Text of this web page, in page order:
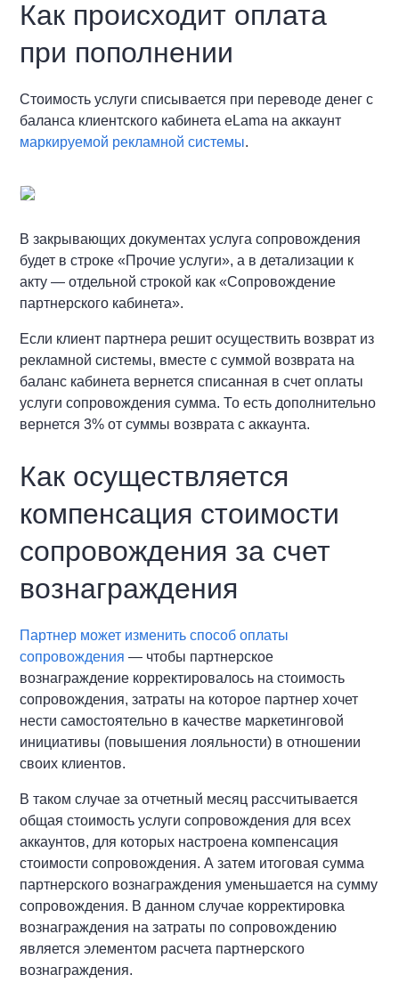
Как происходит оплата
при пополнении
Стоимость услуги списывается при переводе денег с
баланса клиентского кабинета eLama на аккаунт
маркируемой рекламной системы.
В закрывающих документах услуга сопровождения
будет в строке «Прочие услуги», а в детализации к
акту — отдельной строкой как «Сопровождение
партнерского кабинета».
Если клиент партнера решит осуществить возврат из
рекламной системы, вместе с суммой возврата на
баланс кабинета вернется списанная в счет оплаты
услуги сопровождения сумма. То есть дополнительно
вернется 3% от суммы возврата с аккаунта.
Как осуществляется
компенсация стоимости
сопровождения за счет
вознаграждения
Партнер может изменить способ оплаты
сопровождения — чтобы партнерское
вознаграждение корректировалось на стоимость
сопровождения, затраты на которое партнер хочет
нести самостоятельно в качестве маркетинговой
инициативы (повышения лояльности) в отношении
своих клиентов.
В таком случае за отчетный месяц рассчитывается
общая стоимость услуги сопровождения для всех
аккаунтов, для которых настроена компенсация
стоимости сопровождения. А затем итоговая сумма
партнерского вознаграждения уменьшается на сумму
сопровождения. В данном случае корректировка
вознаграждения на затраты по сопровождению
является элементом расчета партнерского
вознаграждения.